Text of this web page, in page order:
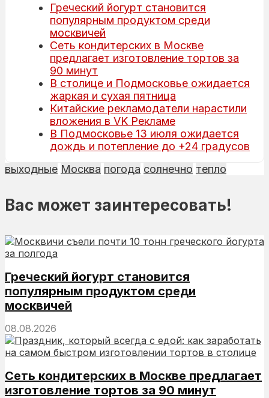
Греческий йогурт становится
популярным продуктом среди
москвичей
Сеть кондитерских в Москве
предлагает изготовление тортов за
90 минут
В столице и Подмосковье ожидается
жаркая и сухая пятница
Китайские рекламодатели нарастили
вложения в VK Рекламе
В Подмосковье 13 июля ожидается
дождь и потепление до +24 градусов
выходные Москва погода солнечно тепло
Вас может заинтересовать!
Греческий йогурт становится
популярным продуктом среди
москвичей
08.08.2026
Сеть кондитерских в Москве предлагает
изготовление тортов за 90 минут